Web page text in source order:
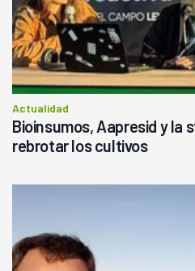
Actualidad
Bioinsumos, Aapresid y la
rebrotar los cultivos